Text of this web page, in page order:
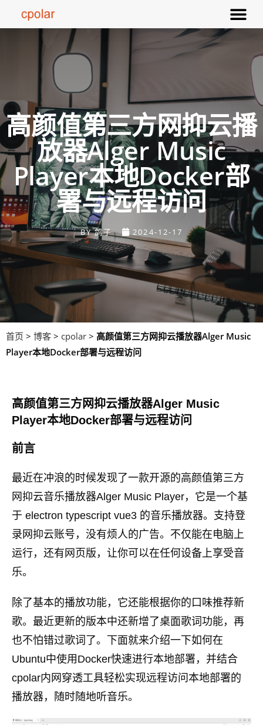
高颜值第三方网抑云播
放器Alger Music
Player本地Docker部
署与远程访问
BY鸽子 2024-12-17
首页 > 博客 > cpolar > 高颜值第三方网抑云播放器Alger Music
Player本地Docker部署与远程访问
高颜值第三方网抑云播放器Alger Music
Player本地Docker部署与远程访问
前言
最近在冲浪的时候发现了一款开源的高颜值第三方
网抑云音乐播放器Alger Music Player，它是一个基
于 electron typescript vue3 的音乐播放器。支持登
录网抑云账号，没有烦人的广告。不仅能在电脑上
运行，还有网页版，让你可以在任何设备上享受音
乐。
除了基本的播放功能，它还能根据你的口味推荐新
歌。最近更新的版本中还新增了桌面歌词功能，再
也不怕错过歌词了。下面就来介绍一下如何在
Ubuntu中使用Docker快速进行本地部署，并结合
cpolar内网穿透工具轻松实现远程访问本地部署的
播放器，随时随地听音乐。